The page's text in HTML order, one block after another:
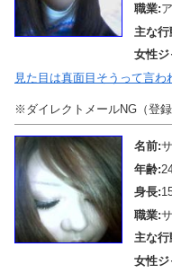
職業:
主な
女性ジ
見た目は真面目そうって言わ
※ダイレクトメールNG（登録
名前:
年齢:
身長:
職業:
主な行
女性ジ